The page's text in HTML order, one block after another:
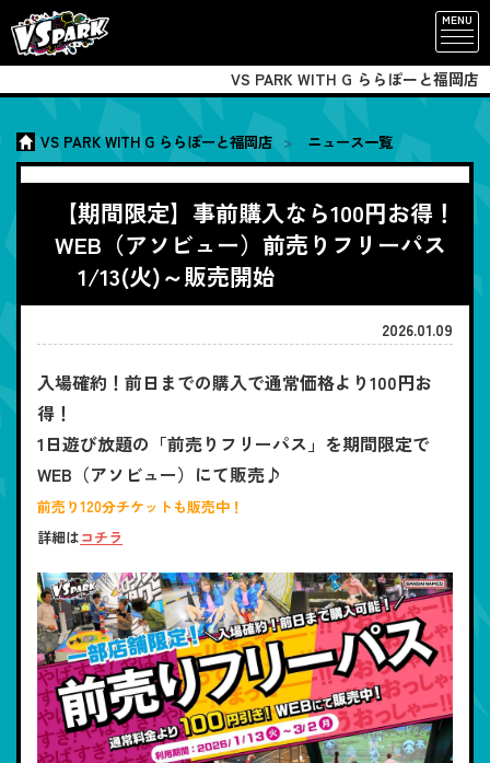
MENU
VS PARK WITH G ららぽーと福岡店
VS PARK WITH G ららぽーと福岡店 ニュース一覧
【期間限定】事前購入なら100円お得！
WEB（アソビュー）前売りフリーパス
1/13(火)～販売開始
2026.01.09
入場確約！前日までの購入で通常価格より100円お
得！
1日遊び放題の「前売りフリーパス」を期間限定で
WEB（アソビュー）にて販売♪
前売り120分チケットも販売中！
詳細はコチラ